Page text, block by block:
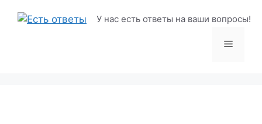
У нас есть ответы на ваши вопросы!
Меню